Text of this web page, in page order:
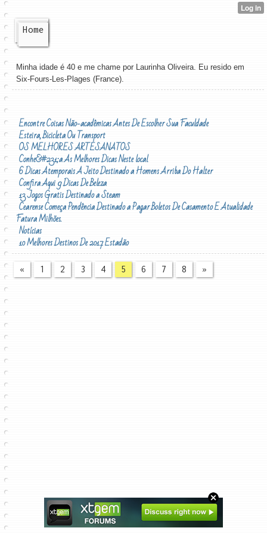
Home
Minha idade é 40 e me chame por Laurinha Oliveira. Eu resido em
Six-Fours-Les-Plages (France).
Encontre Coisas Não-acadêmicas Antes De Escolher Sua Faculdade
Esteira, Bicicleta Ou Transport
OS MELHORES ARTESANATOS
Conhe&#231;a As Melhores Dicas Neste local
6 Dicas Atemporais A Jeito Destinado a Homens Arriba Do Halter
Confira Aqui 9 Dicas De Beleza
13 Jogos Gratis Destinado a Steam
Cearense Começa Pendência Destinado a Pagar Boletos De Casamento E Atualidade
Fatura Milhões.
Notícias
10 Melhores Destinos De 2017 Estadão
« 1 2 3 4 5 6 7 8 »